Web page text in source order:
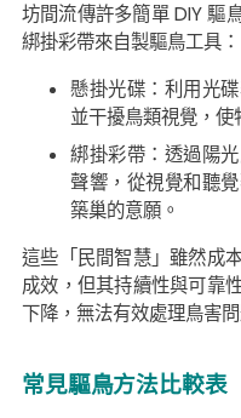
坊間流傳許多簡單 DIY 驅
綁掛彩帶來自製驅鳥工具：
懸掛光碟：利用光
並干擾鳥類視覺，使
綁掛彩帶：透過陽
聲響，從視覺和聽
築巢的意願。
這些「民間智慧」雖然成
成效，但其持續性與可靠
下降，無法有效處理鳥害問
常見驅鳥方法比較表